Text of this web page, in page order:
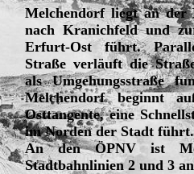
Melchendorf liegt an
nach Kranichfeld und
Erfurt-Ost führt.
Straße verläuft die
als Umgehungsstraße
Melchendorf beginnt
Osttangente, eine
im Norden der Stadt führt.
An den ÖPNV ist
Stadtbahnlinien 2 und 3